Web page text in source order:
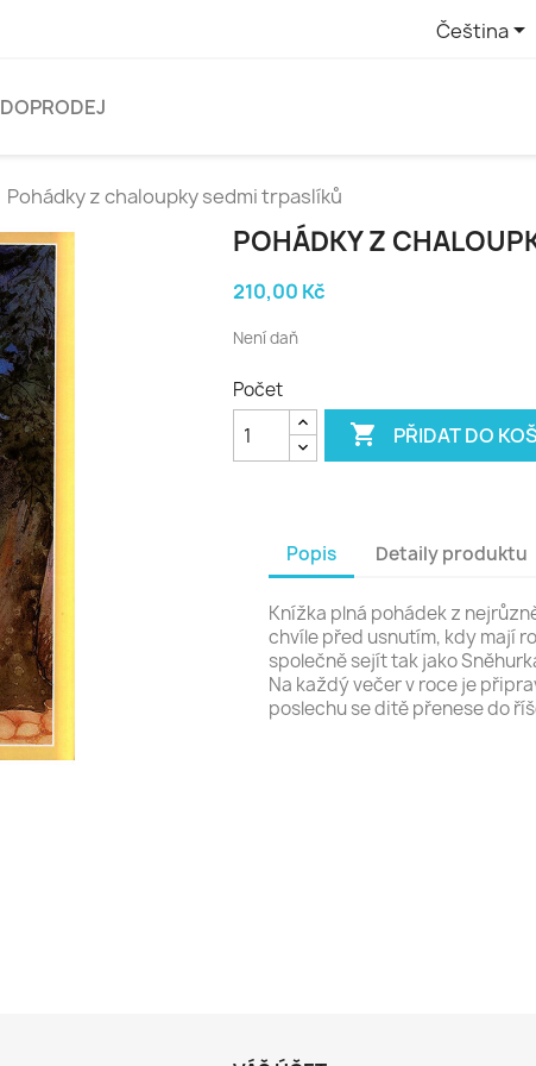
Čeština
DOPRODEJ
Pohádky z chaloupky sedmi trpaslíků
POHÁDKY Z
210,00 Kč
Není daň
Počet
 PŘIDAT DO
Popis Detaily produktu
Knížka plná pohádek z
chvíle před usnutím, kdy mají
společně sejít tak jako
Na každý večer v roce je
poslechu se ditě přenese do